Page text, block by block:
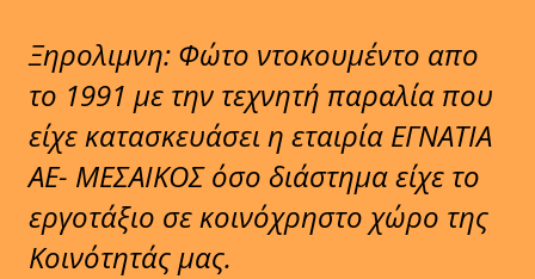
Ξηρολιμνη: Φώτο ντοκουμέντο απο
το 1991 με την τεχνητή παραλία που
είχε κατασκευάσει η εταιρία ΕΓΝΑΤΙΑ
ΑΕ- ΜΕΣΑΙΚΟΣ όσο διάστημα είχε το
εργοτάξιο σε κοινόχρηστο χώρο της
Κοινότητάς μας.